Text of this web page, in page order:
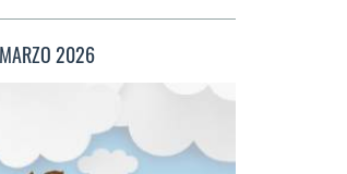
2026